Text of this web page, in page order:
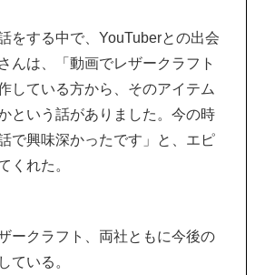
をする中で、YouTuberとの出会
んは、「動画でレザークラフト
している方から、そのアイテム
という話がありました。今の時
で興味深かったです」と、エピ
くれた。
ークラフト、両社ともに今後の
ている。